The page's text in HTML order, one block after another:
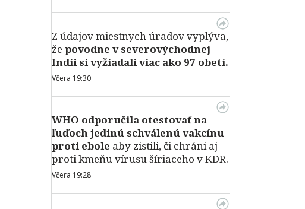
Z údajov miestnych úradov vyplýva,
že povodne v severovýchodnej
Indii si vyžiadali viac ako 97 obetí.
Včera 19:30
WHO odporučila otestovať na
ľuďoch jedinú schválenú vakcínu
proti ebole aby zistili, či chráni aj
proti kmeňu vírusu šíriaceho v KDR.
Včera 19:28